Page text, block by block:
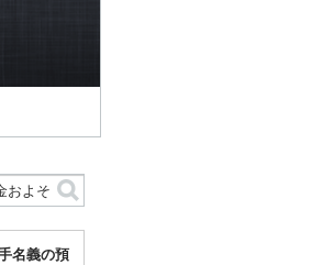
名義の預